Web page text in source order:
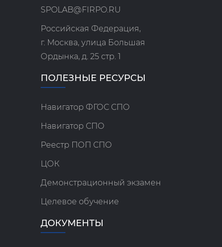
SPOLAB@FIRPO.RU
Российская Федерация,
г. Москва, улица Большая
Ордынка, д. 25 стр. 1
ПОЛЕЗНЫЕ РЕСУРСЫ
Навигатор ФГОС СПО
Навигатор СПО
Реестр ПОП СПО
ЦОК
Демонстрационный экзамен
Целевое обучение
ДОКУМЕНТЫ